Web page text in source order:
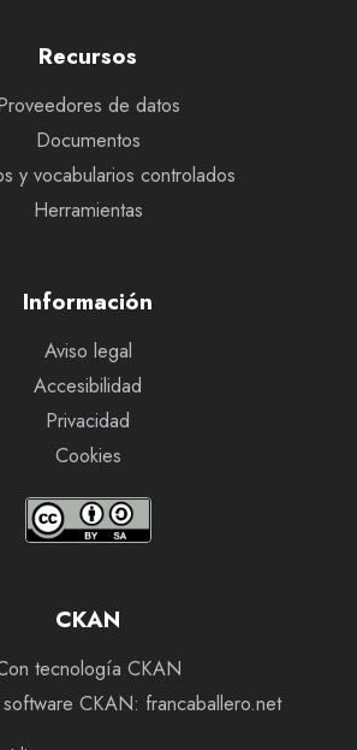
Recursos
de datos
Documentos
y vocabularios controlados
Herramientas
Información
Aviso legal
Accesibilidad
Privacidad
Cookies
CKAN
tecnología CKAN
CKAN: francaballero.net